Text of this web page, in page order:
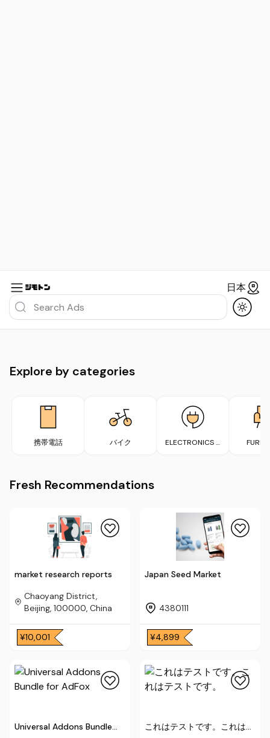
日本
Explore by categories
携帯電話 バイク
ELECTRONICS &
Fresh Recommendations
market research reports
Chaoyang District,
Beijing, 100000, China
¥10,001
Japan Seed Market
4380111
¥4,899
Universal Addons Bundle
これはテストです。これはテ